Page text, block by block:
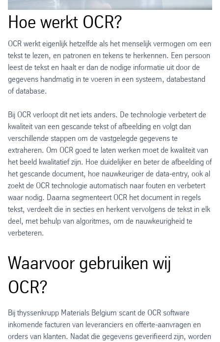
Hoe werkt OCR?
OCR werkt eigenlijk hetzelfde als het menselijk vermogen om een
tekst te lezen, en patronen en tekens te herkennen. Een persoon
leest de tekst en haalt er dan de nodige informatie uit door de
gegevens handmatig in te voeren in een systeem, databestand
of database.
Bij OCR verloopt dit net iets anders. De technologie verbetert de
kwaliteit van een gescande tekst of afbeelding en volgt dan
verschillende stappen om de vastgelegde gegevens te
extraheren. Om OCR goed te laten werken moet de kwaliteit van
het beeld kwalitatief zijn. Hoe duidelijker en beter de afbeelding of
het gescande document, hoe nauwkeuriger de data-entry, ook al
zoekt de OCR technologie automatisch naar fouten en verbetert
waar nodig. Daarna segmenteert OCR het document in regels
tekst, verdeelt die in secties en herkent vervolgens de tekst in elk
deel, met behulp van algoritmes, om de nauwkeurigheid te
verbeteren.
Waarvoor gebruiken wij
OCR?
Bij thyssenkrupp Materials Belgium scant de OCR software
inkomende facturen van leveranciers en offerte-aanvragen en
orders van klanten. Nadat die gegevens geverifieerd zijn, worden